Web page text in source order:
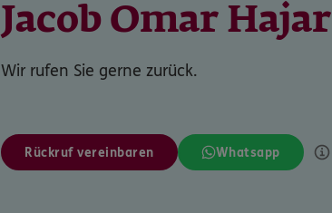
Jacob Omar Hajar
Wir rufen Sie gerne zurück.
Rückruf vereinbaren Whatsapp